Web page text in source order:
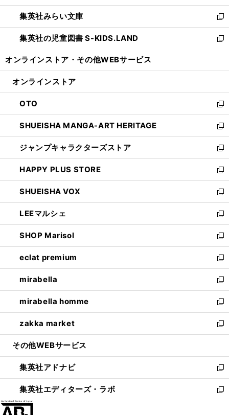
開
く
ウ
で
開
く
ン
ド
ウ
で
ウ
ィ
ン
ド
開
集英社みらい文庫
新
し
い
ン
ウ
で
開
く
集英社の児童図書 S-KIDS.LAND
新
ウ
ン
ド
ウ
で
開
く
オンラインストア・ その他WEBサービス
オンラインストア
OTO
新
し
い
ウ
ィ
ン
ド
ウ
で
開
く
SHUEISHA MANGA-ART HERITAGE
新
し
い
ウ
ィ
ン
ド
ウ
で
開
く
ジャンプキャラクターズストア
新
し
い
ウ
ィ
ン
ド
ウ
で
開
く
HAPPY PLUS STORE
新
し
い
ウ
ィ
ン
ド
ウ
で
開
く
SHUEISHA VOX
新
し
い
ウ
ィ
ン
ド
ウ
で
開
く
LEEマルシェ
新
し
い
ウ
ィ
ン
ド
ウ
で
開
く
SHOP Marisol
新
し
い
ウ
ィ
ン
ド
ウ
で
開
eclat premium
新
し
い
ウ
ィ
ン
ド
ウ
開
く
mirabella
新
し
い
ウ
ィ
ン
ウ
で
開
く
mirabella homme
新
し
い
ウ
ン
ド
ウ
で
zakka market
新
し
ウ
ィ
ン
ド
その他WEBサービス
集英社アドナビ
新
し
い
集英社エディターズ・ラボ
新